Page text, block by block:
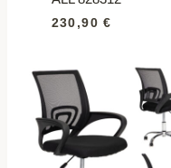
230,90€